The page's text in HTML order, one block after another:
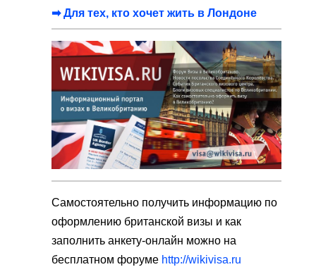
➡ Для тех, кто хочет жить в Лондоне
Самостоятельно получить информацию по
оформлению британской визы и как
заполнить анкету-онлайн можно на
бесплатном форуме http://wikivisa.ru